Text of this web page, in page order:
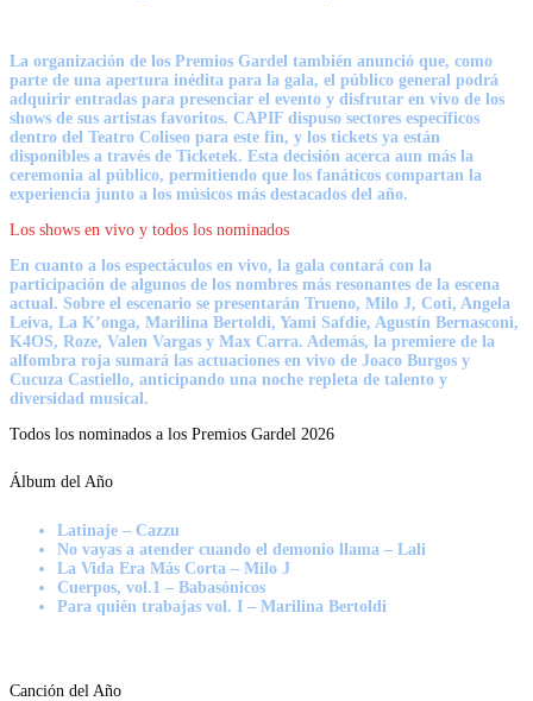
La organización de los Premios Gardel también anunció que, como
parte de una apertura inédita para la gala, el público general podrá
adquirir entradas para presenciar el evento y disfrutar en vivo de los
shows de sus artistas favoritos. CAPIF dispuso sectores específicos
dentro del Teatro Coliseo para este fin, y los tickets ya están
disponibles a través de Ticketek. Esta decisión acerca aun más la
ceremonia al público, permitiendo que los fanáticos compartan la
experiencia junto a los músicos más destacados del año.
Los shows en vivo y todos los nominados
En cuanto a los espectáculos en vivo, la gala contará con la
participación de algunos de los nombres más resonantes de la escena
actual. Sobre el escenario se presentarán Trueno, Milo J, Coti, Angela
Leiva, La K’onga, Marilina Bertoldi, Yami Safdie, Agustín Bernasconi,
K4OS, Roze, Valen Vargas y Max Carra. Además, la premiere de la
alfombra roja sumará las actuaciones en vivo de Joaco Burgos y
Cucuza Castiello, anticipando una noche repleta de talento y
diversidad musical.
Todos los nominados a los Premios Gardel 2026
Álbum del Año
Latinaje – Cazzu
No vayas a atender cuando el demonio llama – Lali
La Vida Era Más Corta – Milo J
Cuerpos, vol.1 – Babasónicos
Para quién trabajas vol. I – Marilina Bertoldi
Canción del Año